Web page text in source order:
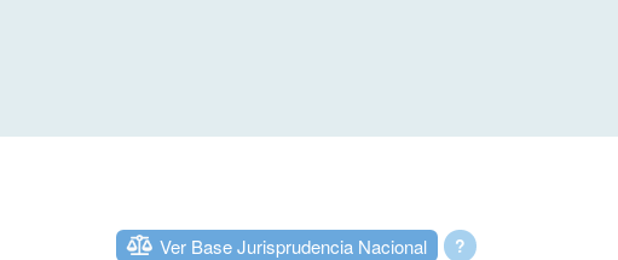
?
Ver Base Jurisprudencia Nacional